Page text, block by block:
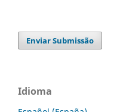
Enviar Submissão
Idioma